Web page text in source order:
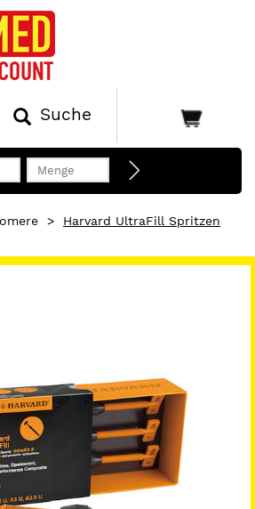
Suche
> Harvard UltraFill Spritzen